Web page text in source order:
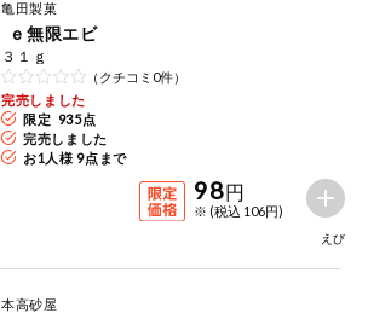
亀田製菓
ｅ無限エビ
３１ｇ
（クチコミ0件）
完売しました
限定 935点
完売しました
お1人様 9点まで
98円
※ (税込 106円)
えび
本高砂屋